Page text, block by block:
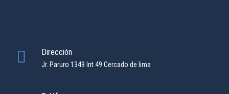
Dirección
Jr. Paruro 1349 Int 49 Cercado de lima